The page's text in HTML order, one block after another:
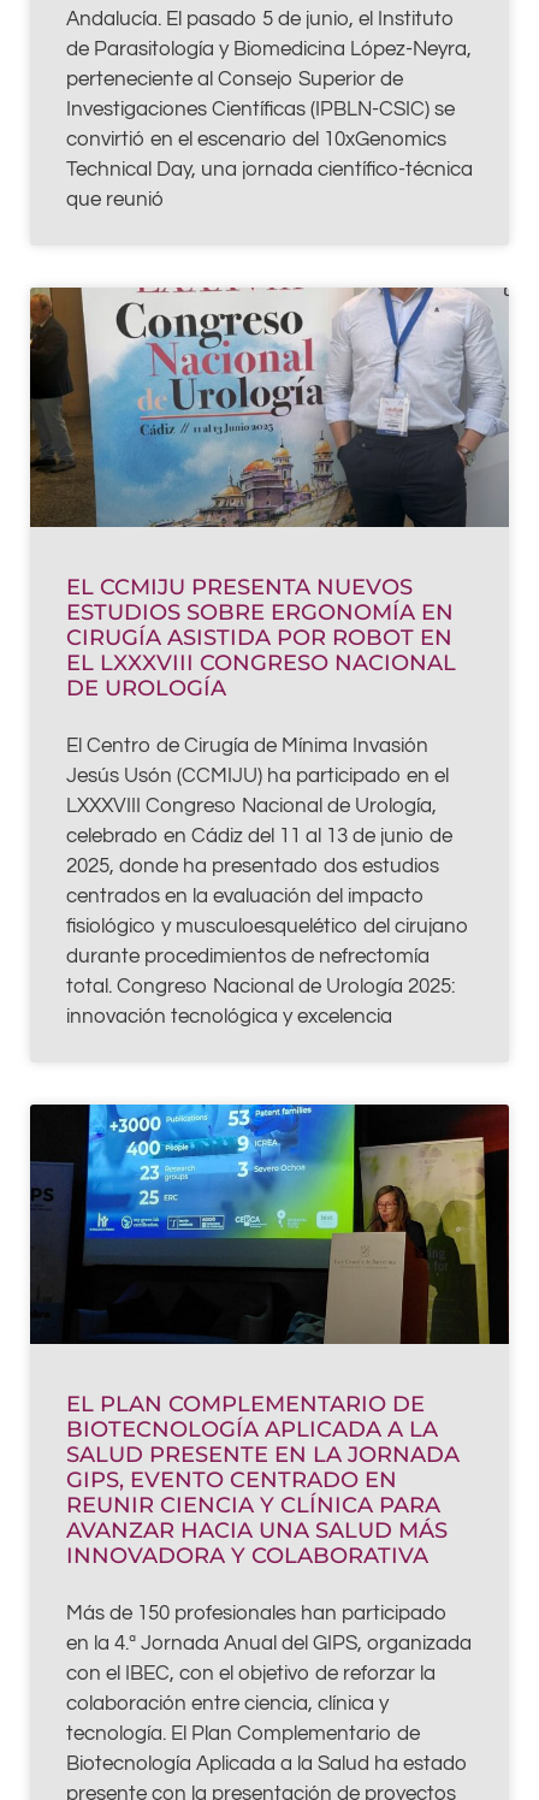
Andalucía. El pasado 5 de junio, el Instituto
de Parasitología y Biomedicina López-Neyra,
perteneciente al Consejo Superior de
Investigaciones Científicas (IPBLN-CSIC) se
convirtió en el escenario del 10xGenomics
Technical Day, una jornada científico-técnica
que reunió
EL CCMIJU PRESENTA NUEVOS
ESTUDIOS SOBRE ERGONOMÍA EN
CIRUGÍA ASISTIDA POR ROBOT EN
EL LXXXVIII CONGRESO NACIONAL
DE UROLOGÍA
El Centro de Cirugía de Mínima Invasión
Jesús Usón (CCMIJU) ha participado en el
LXXXVIII Congreso Nacional de Urología,
celebrado en Cádiz del 11 al 13 de junio de
2025, donde ha presentado dos estudios
centrados en la evaluación del impacto
fisiológico y musculoesquelético del cirujano
durante procedimientos de nefrectomía
total. Congreso Nacional de Urología 2025:
innovación tecnológica y excelencia
EL PLAN COMPLEMENTARIO DE
BIOTECNOLOGÍA APLICADA A LA
SALUD PRESENTE EN LA JORNADA
GIPS, EVENTO CENTRADO EN
REUNIR CIENCIA Y CLÍNICA PARA
AVANZAR HACIA UNA SALUD MÁS
INNOVADORA Y COLABORATIVA
Más de 150 profesionales han participado
en la 4.ª Jornada Anual del GIPS, organizada
con el IBEC, con el objetivo de reforzar la
colaboración entre ciencia, clínica y
tecnología. El Plan Complementario de
Biotecnología Aplicada a la Salud ha estado
presente con la presentación de proyectos